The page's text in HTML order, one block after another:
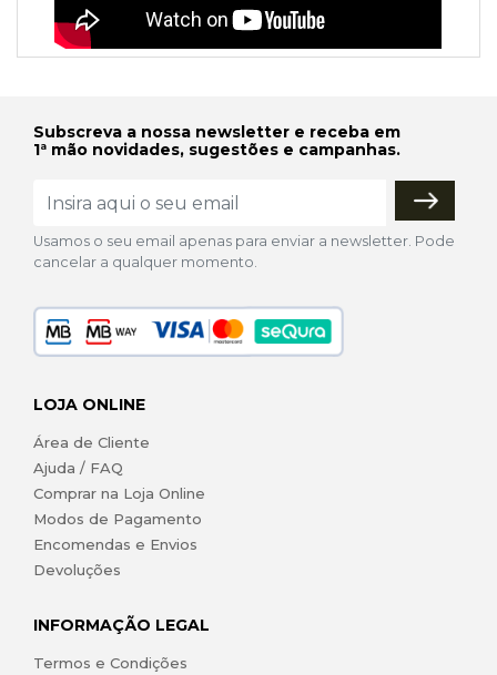
Subscreva a nossa newsletter e receba em
1ª mão novidades, sugestões e campanhas.
Usamos o seu email apenas para enviar a newsletter. Pode
cancelar a qualquer momento.
LOJA ONLINE
Área de Cliente
Ajuda / FAQ
Comprar na Loja Online
Modos de Pagamento
Encomendas e Envios
Devoluções
INFORMAÇÃO LEGAL
Termos e Condições